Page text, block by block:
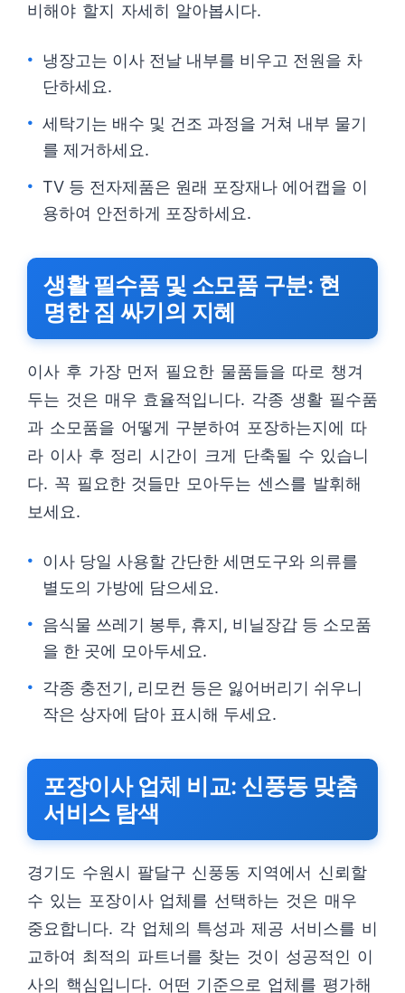
비해야 할지 자세히 알아봅시다.
냉장고는 이사 전날 내부를 비우고 전원을 차
단하세요.
세탁기는 배수 및 건조 과정을 거쳐 내부 물기
를 제거하세요.
TV 등 전자제품은 원래 포장재나 에어캡을 이
용하여 안전하게 포장하세요.
생활 필수품 및 소모품 구분: 현
명한 짐 싸기의 지혜
이사 후 가장 먼저 필요한 물품들을 따로 챙겨
두는 것은 매우 효율적입니다. 각종 생활 필수품
과 소모품을 어떻게 구분하여 포장하는지에 따
라 이사 후 정리 시간이 크게 단축될 수 있습니
다. 꼭 필요한 것들만 모아두는 센스를 발휘해
보세요.
이사 당일 사용할 간단한 세면도구와 의류를
별도의 가방에 담으세요.
음식물 쓰레기 봉투, 휴지, 비닐장갑 등 소모품
을 한 곳에 모아두세요.
각종 충전기, 리모컨 등은 잃어버리기 쉬우니
작은 상자에 담아 표시해 두세요.
포장이사 업체 비교: 신풍동 맞춤
서비스 탐색
경기도 수원시 팔달구 신풍동 지역에서 신뢰할
수 있는 포장이사 업체를 선택하는 것은 매우
중요합니다. 각 업체의 특성과 제공 서비스를 비
교하여 최적의 파트너를 찾는 것이 성공적인 이
사의 핵심입니다. 어떤 기준으로 업체를 평가해